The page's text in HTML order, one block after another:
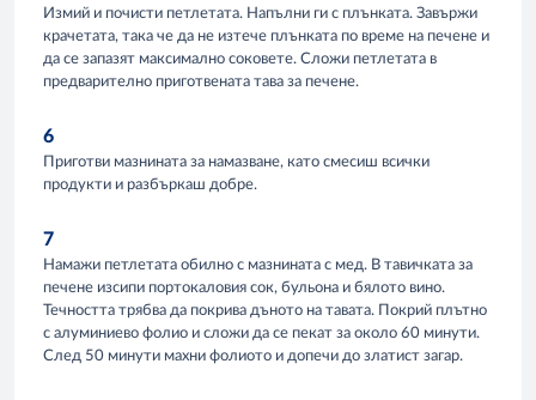
Измий и почисти петлетата. Напълни ги с плънката. Завържи
крачетата, така че да не изтече плънката по време на печене и
да се запазят максимално соковете. Сложи петлетата в
предварително приготвената тава за печене.
6
Приготви мазнината за намазване, като смесиш всички
продукти и разбъркаш добре.
7
Намажи петлетата обилно с мазнината с мед. В тавичката за
печене изсипи портокаловия сок, бульона и бялото вино.
Течността трябва да покрива дъното на тавата. Покрий плътно
с алуминиево фолио и сложи да се пекат за около 60 минути.
След 50 минути махни фолиото и допечи до златист загар.